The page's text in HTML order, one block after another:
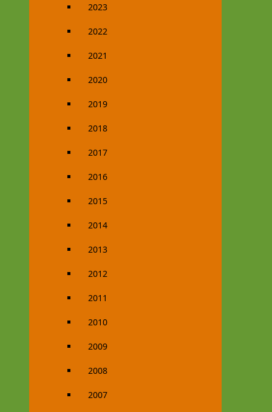
2023
2022
2021
2020
2019
2018
2017
2016
2015
2014
2013
2012
2011
2010
2009
2008
2007